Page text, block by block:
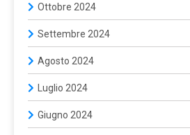
Ottobre 2024
Settembre 2024
Agosto 2024
Luglio 2024
Giugno 2024